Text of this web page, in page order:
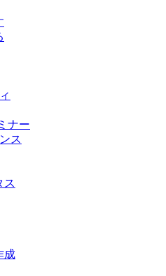
ナー
ス
ス
成